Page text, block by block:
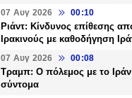
07 Αυγ 2026 00:10
Ριάντ: Κίνδυνος επίθεσης
Ιρακινούς με καθοδήγηση
07 Αυγ 2026 00:08
Τραμπ: Ο πόλεμος με το Ιράν
σύντομα